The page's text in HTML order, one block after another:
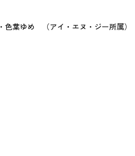
・色葉ゆめ （アイ・エヌ・ジー所属）